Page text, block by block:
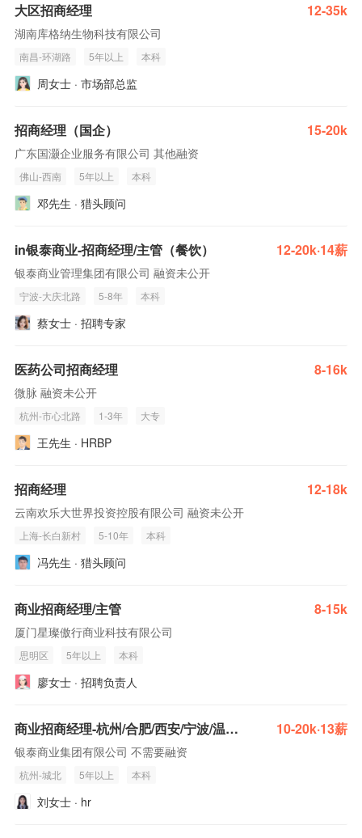
大区招商经理 12-35k
湖南库格纳生物科技有限公司
南昌-环湖路 5年以上 本科
周女士 · 市场部总监
招商经理（国企） 15-20k
广东国灏企业服务有限公司 其他融资
佛山-西南 5年以上 本科
邓先生 · 猎头顾问
in银泰商业-招商经理/主管（餐饮） 12-20k·14薪
银泰商业管理集团有限公司 融资未公开
宁波-大庆北路 5-8年 本科
蔡女士 · 招聘专家
医药公司招商经理 8-16k
微脉 融资未公开
杭州-市心北路 1-3年 大专
王先生 · HRBP
招商经理 12-18k
云南欢乐大世界投资控股有限公司 融资未公开
上海-长白新村 5-10年 本科
冯先生 · 猎头顾问
商业招商经理/主管 8-15k
厦门星璨傲行商业科技有限公司
思明区 5年以上 本科
廖女士 · 招聘负责人
商业招商经理-杭州/合肥/西安/宁波/温州/义务 10-20k·13薪
银泰商业集团有限公司 不需要融资
杭州-城北 5年以上 本科
刘女士 · hr